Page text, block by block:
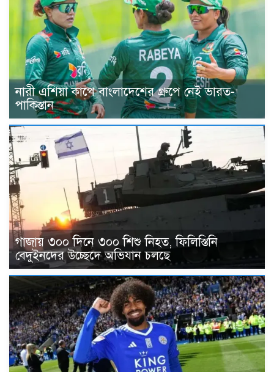
নারী এশিয়া কাপে বাংলাদেশের গ্রুপে নেই ভারত-
পাকিস্তান
গাজায় ৩০০ দিনে ৩০০ শিশু নিহত, ফিলিস্তিনি
বেদুইনদের উচ্ছেদে অভিযান চলছে